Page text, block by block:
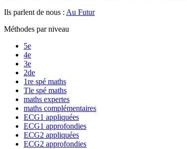
Ils parlent de nous : Au Futur
Méthodes par niveau
5e
4e
3e
2de
1re spé maths
Tle spé maths
maths expertes
maths complémentaires
ECG1 appliquées
ECG1 approfondies
ECG2 appliquées
ECG2 approfondies